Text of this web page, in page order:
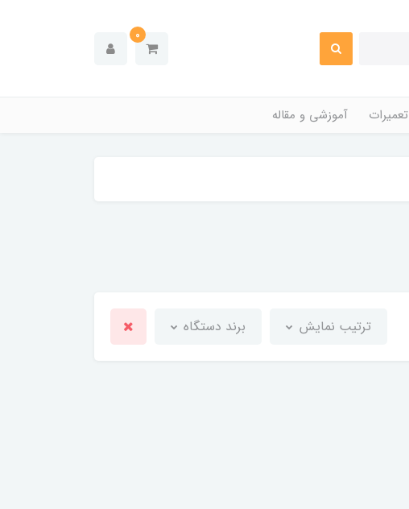
0
تعمیرات آموزشی و مقاله
ترتیب نمایش برند دستگاه